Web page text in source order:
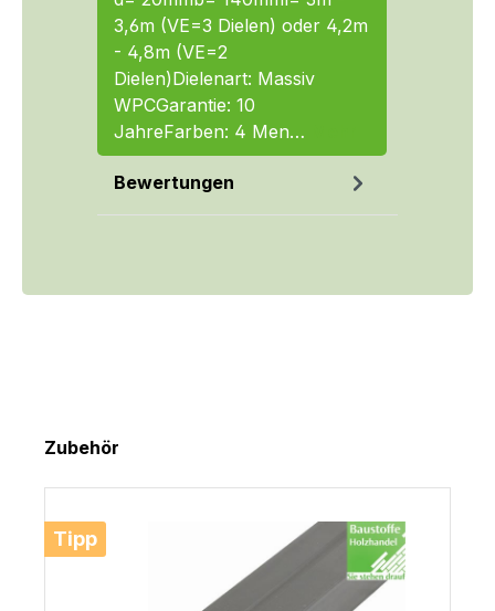
3,6m (VE=3 Dielen) oder 4,2m
- 4,8m (VE=2
Dielen)Dielenart: Massiv
WPCGarantie: 10
JahreFarben: 4 Men…
Bewertungen
Produktgalerie überspringen
Zubehör
Tipp